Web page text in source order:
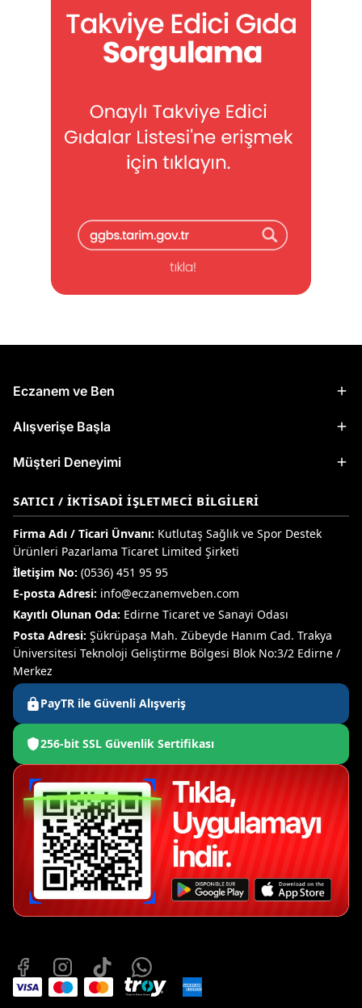
Eczanem ve Ben
Alışverişe Başla
Müşteri Deneyimi
SATICI / İKTISADI İŞLETMECI BILGILERI
Firma Adı / Ticari Ünvanı: Kutlutaş Sağlık ve Spor Destek
Ürünleri Pazarlama Ticaret Limited Şirketi
İletişim No: (0536) 451 95 95
E-posta Adresi: info@eczanemveben.com
Kayıtlı Olunan Oda: Edirne Ticaret ve Sanayi Odası
Posta Adresi: Şükrüpaşa Mah. Zübeyde Hanım Cad. Trakya
Üniversitesi Teknoloji Geliştirme Bölgesi Blok No:3/2 Edirne /
Merkez
PayTR ile Güvenli Alışveriş
256-bit SSL Güvenlik Sertifikası